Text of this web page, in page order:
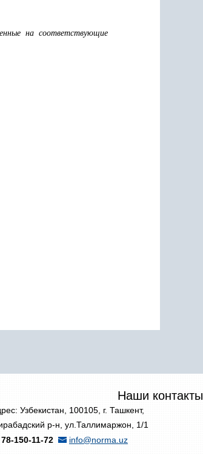
на соответствующие
Наши контакты
Узбекистан, 100105, г. Ташкент,
р-н, ул.Таллимаржон, 1/1
78-150-11-72
info@norma.uz